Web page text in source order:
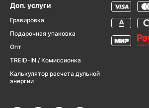
Доп. услуги
Гравировка
Подарочная упаковка
Опт
TREID-IN / Комиссионка
Калькулятор расчета дульной
энергии